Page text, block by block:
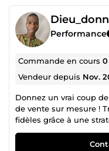
Performance
Commande en cours0
Vendeur depuis Nov.
Donnez un vrai coup
de vente sur mesure !
fidèles grâce à une
conçue pour
d’aujourd’hui, il ne